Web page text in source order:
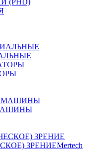
(PHD)
ЗРЕНИЕMertech